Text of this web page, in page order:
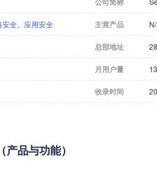
安全 应用安全 主营产品
总部地址
月用户量
收录时间
品与功能）